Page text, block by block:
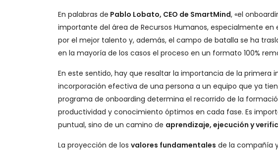
En palabras de Pablo Lobato, CEO de SmartMind, «el
importante del área de Recursos Humanos, especialmente
por el mejor talento y, además, el campo de batalla se ha
en la mayoría de los casos el proceso en un formato 100%
En este sentido, hay que resaltar la importancia de la
incorporación efectiva de una persona a un equipo que ya
programa de onboarding determina el recorrido de la
productividad y conocimiento óptimos en cada fase. Es
puntual, sino de un camino de aprendizaje, ejecución y
La proyección de los valores fundamentales de la compañía